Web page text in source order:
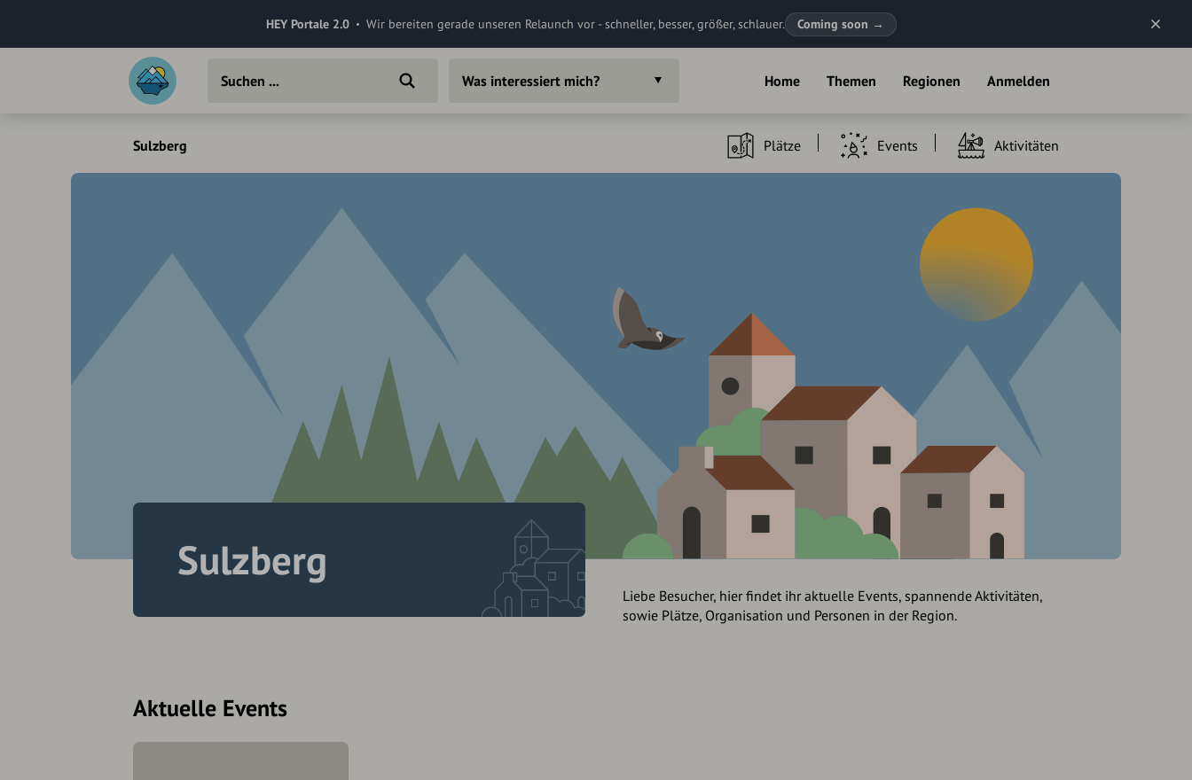
HEY Portale 2.0 Wir bereiten gerade unseren Relaunch vor - schneller, besser, größer, schlauer. Coming soon →
Home Themen Regionen Anmelden
Was interessiert mich?
Sulzberg Plätze Events Aktivitäten
Sulzberg
Liebe Besucher, hier findet ihr aktuelle Events, spannende Aktivitäten,
sowie Plätze, Organisation und Personen in der Region.
Aktuelle Events